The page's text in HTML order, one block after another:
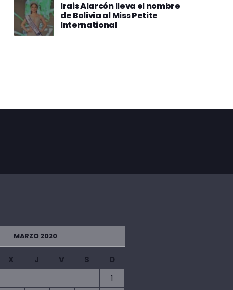
Irais Alarcón lleva el nombre
de Bolivia al Miss Petite
International
MARZO 2020
X J V S
D
1